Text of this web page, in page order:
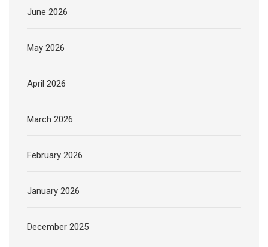
June 2026
May 2026
April 2026
March 2026
February 2026
January 2026
December 2025